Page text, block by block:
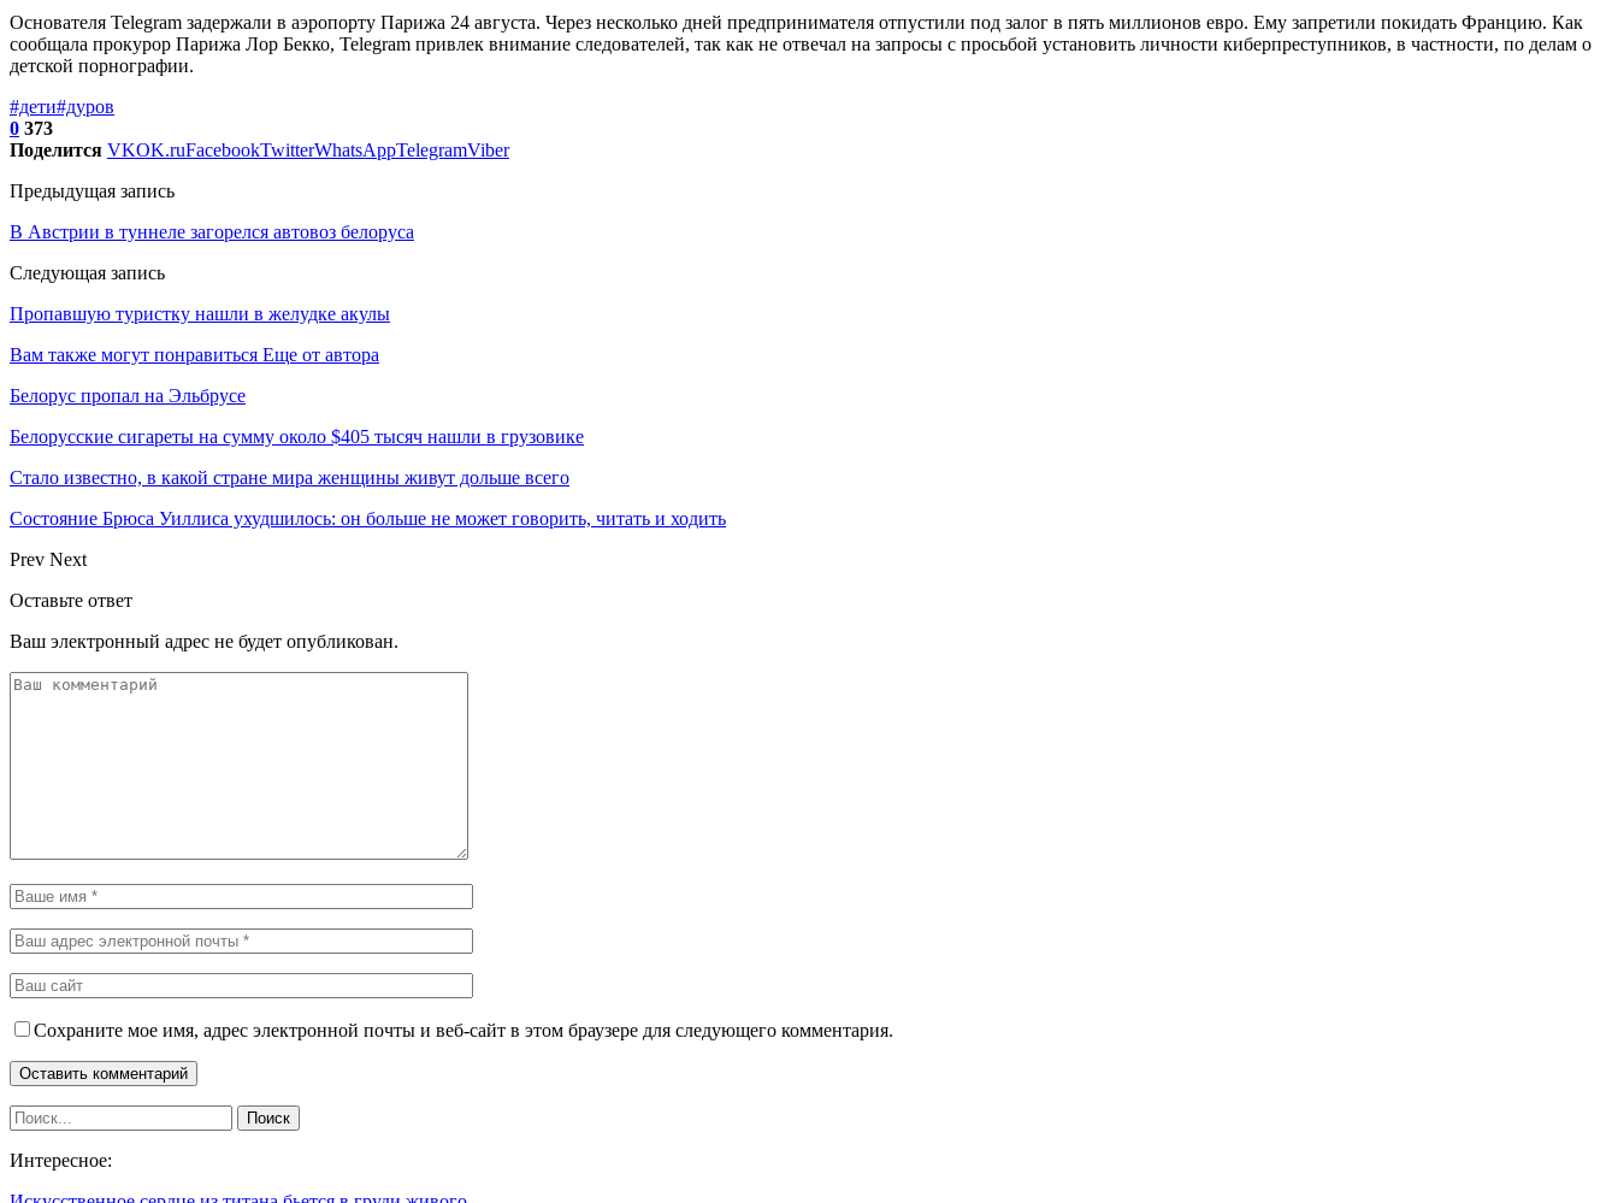
Основателя Telegram задержали в аэропорту Парижа 24 августа. Через несколько дней предпринимателя отпустили под залог в пять миллионов евро. Ему запретили покидать Францию. Как
сообщала прокурор Парижа Лор Бекко, Telegram привлек внимание следователей, так как не отвечал на запросы с просьбой установить личности киберпреступников, в частности, по делам о
детской порнографии.
#дети#дуров
0 373
Поделится VKOK.ruFacebookTwitterWhatsAppTelegramViber
Предыдущая запись
В Австрии в туннеле загорелся автовоз белоруса
Следующая запись
Пропавшую туристку нашли в желудке акулы
Вам также могут понравиться Еще от автора
Белорус пропал на Эльбрусе
Белорусские сигареты на сумму около $405 тысяч нашли в грузовике
Стало известно, в какой стране мира женщины живут дольше всего
Состояние Брюса Уиллиса ухудшилось: он больше не может говорить, читать и ходить
Prev Next
Оставьте ответ
Ваш электронный адрес не будет опубликован.
Сохраните мое имя, адрес электронной почты и веб-сайт в этом браузере для следующего комментария.
Интересное: